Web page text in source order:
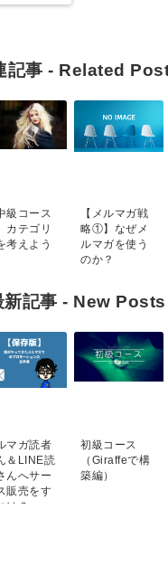
記事 - Related
級コース
カテゴリ
考えよう
【メルマガ戦
略①】なぜメ
ルマガを使う
のか？
新記事 - New Posts
マガ読者
＆LINE読
んへサー
販売をす
は？
初級コース
（Giraffeで構
築編）